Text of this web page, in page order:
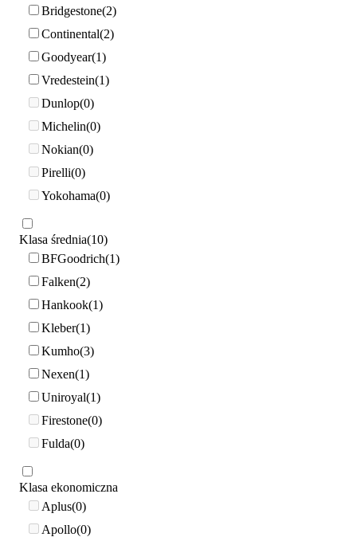
Bridgestone 2
Continental 2
Goodyear 1
Vredestein 1
Dunlop 0
Michelin 0
Nokian 0
Pirelli 0
Yokohama 0
Klasa średnia 10
BFGoodrich 1
Falken 2
Hankook 1
Kleber 1
Kumho 3
Nexen 1
Uniroyal 1
Firestone 0
Fulda 0
Klasa ekonomiczna
Aplus 0
Apollo 0